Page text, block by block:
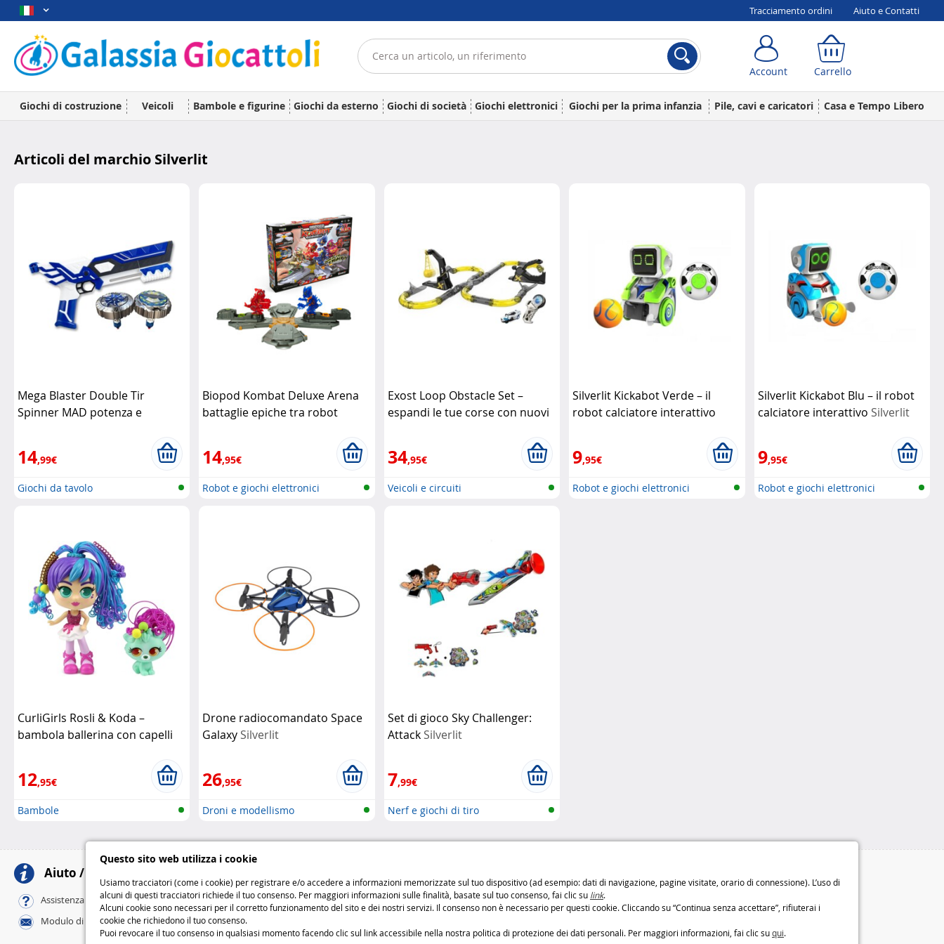
Questo sito web utilizza i cookie
Usiamo tracciatori (come i cookie) per registrare e/o accedere a informazioni memorizzate sul tuo dispositivo (ad esempio: dati di navigazione, pagine visitate, orario di connessione). L’uso di
alcuni di questi tracciatori richiede il tuo consenso. Per maggiori informazioni sulle finalità, basate sul tuo consenso, fai clic su link.
Alcuni cookie sono necessari per il corretto funzionamento del sito e dei nostri servizi. Il consenso non è necessario per questi cookie. Cliccando su “Continua senza accettare”, rifiuterai i
cookie che richiedono il tuo consenso.
Puoi revocare il tuo consenso in qualsiasi momento facendo clic sul link accessibile nella nostra politica di protezione dei dati personali. Per maggiori informazioni, fai clic suqui.
Tracciamento ordini Aiuto e Contatti
Account Carrello
Giochi di costruzione Veicoli Bambole e figurine Giochi da esterno Giochi di società Giochi elettronici Giochi per la prima infanzia Pile, cavi e caricatori Casa e Tempo Libero
Articoli del marchio Silverlit
Mega Blaster Double Tir
Spinner MAD potenza e
14,99€
Giochi da tavolo
Biopod Kombat Deluxe Arena
battaglie epiche tra robot
14,95€
Robot e giochi elettronici
Exost Loop Obstacle Set –
espandi le tue corse con nuovi
34,95€
Veicoli e circuiti
Silverlit Kickabot Verde – il
robot calciatore interattivo
9,95€
Robot e giochi elettronici
Silverlit Kickabot Blu – il robot
calciatore interattivo Silverlit
9,95€
Robot e giochi elettronici
CurliGirls Rosli & Koda –
bambola ballerina con capelli
12,95€
Bambole
Drone radiocomandato Space
Galaxy Silverlit
26,95€
Droni e modellismo
Set di gioco Sky Challenger:
Attack Silverlit
7,99€
Nerf e giochi di tiro
Aiuto / Contatti
Assistenza online / FAQ
Modulo di contatto
Al tuo domicilio
Standard
: 6,99 € da 3 a 4 giorni
Express
Pagamenti100% sicuri
Metodi di pagamento
Garanzia di 2 anni
Chi siamo
Account Carrello